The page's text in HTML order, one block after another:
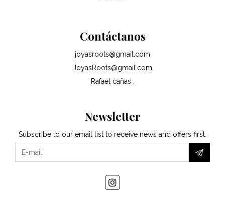
Contáctanos
joyasroots@gmail.com
JoyasRoots@gmail.com
Rafael cañas ,
Newsletter
Subscribe to our email list to receive news and offers first.